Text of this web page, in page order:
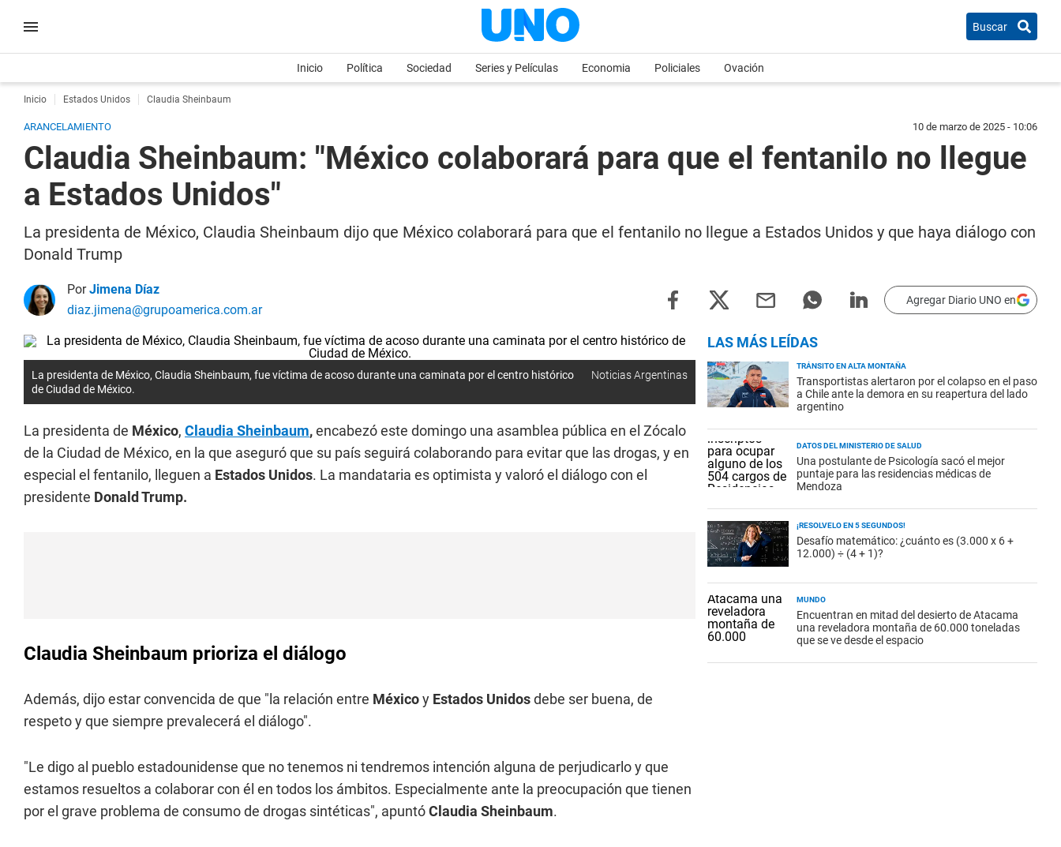
Buscar
Inicio Política Sociedad Series y Películas Economia Policiales Ovación
Inicio Estados Unidos Claudia Sheinbaum
ARANCELAMIENTO 10 de marzo de 2025 - 10:06
Claudia Sheinbaum: "México colaborará para que el fentanilo no llegue
a Estados Unidos"
La presidenta de México, Claudia Sheinbaum dijo que México colaborará para que el fentanilo no llegue a Estados Unidos y que haya diálogo con
Donald Trump
PorJimena Díaz
diaz.jimena@grupoamerica.com.ar
Agregar Diario UNO en
La presidenta de México, Claudia Sheinbaum, fue víctima de acoso durante una caminata por el centro histórico
de Ciudad de México.
Noticias Argentinas
La presidenta de México, Claudia Sheinbaum,encabezó este domingo una asamblea pública en el Zócalo
de la Ciudad de México, en la que aseguró que su país seguirá colaborando para evitar que las drogas, y en
especial el fentanilo, lleguen a Estados Unidos. La mandataria es optimista y valoró el diálogo con el
presidente Donald Trump.
Claudia Sheinbaum prioriza el diálogo
Además, dijo estar convencida de que "la relación entre Méxicoy Estados Unidosdebe ser buena, de
respeto y que siempre prevalecerá el diálogo".
"Le digo al pueblo estadounidense que no tenemos ni tendremos intención alguna de perjudicarlo y que
estamos resueltos a colaborar con él en todos los ámbitos. Especialmente ante la preocupación que tienen
por el grave problema de consumo de drogas sintéticas", apuntóClaudia Sheinbaum.
LAS MÁS LEÍDAS
TRÁNSITO EN ALTA MONTAÑA
Transportistas alertaron por el colapso en el paso
a Chile ante la demora en su reapertura del lado
argentino
DATOS DEL MINISTERIO DE SALUD
Una postulante de Psicología sacó el mejor
puntaje para las residencias médicas de
Mendoza
¡RESOLVELO EN 5 SEGUNDOS!
Desafío matemático: ¿cuánto es (3.000 x 6 +
12.000) ÷ (4 + 1)?
MUNDO
Encuentran en mitad del desierto de Atacama
una reveladora montaña de 60.000 toneladas
que se ve desde el espacio